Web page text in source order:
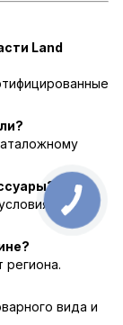
Land
региона.
вида и